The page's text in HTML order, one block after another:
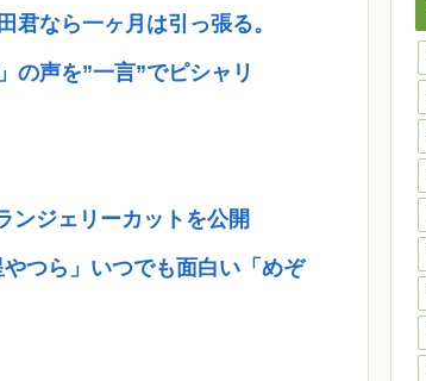
なら一ヶ月は引っ張る。
の声を”一言”でピシャリ
ンジェリーカットを公開
つら」いつでも面白い「めぞ